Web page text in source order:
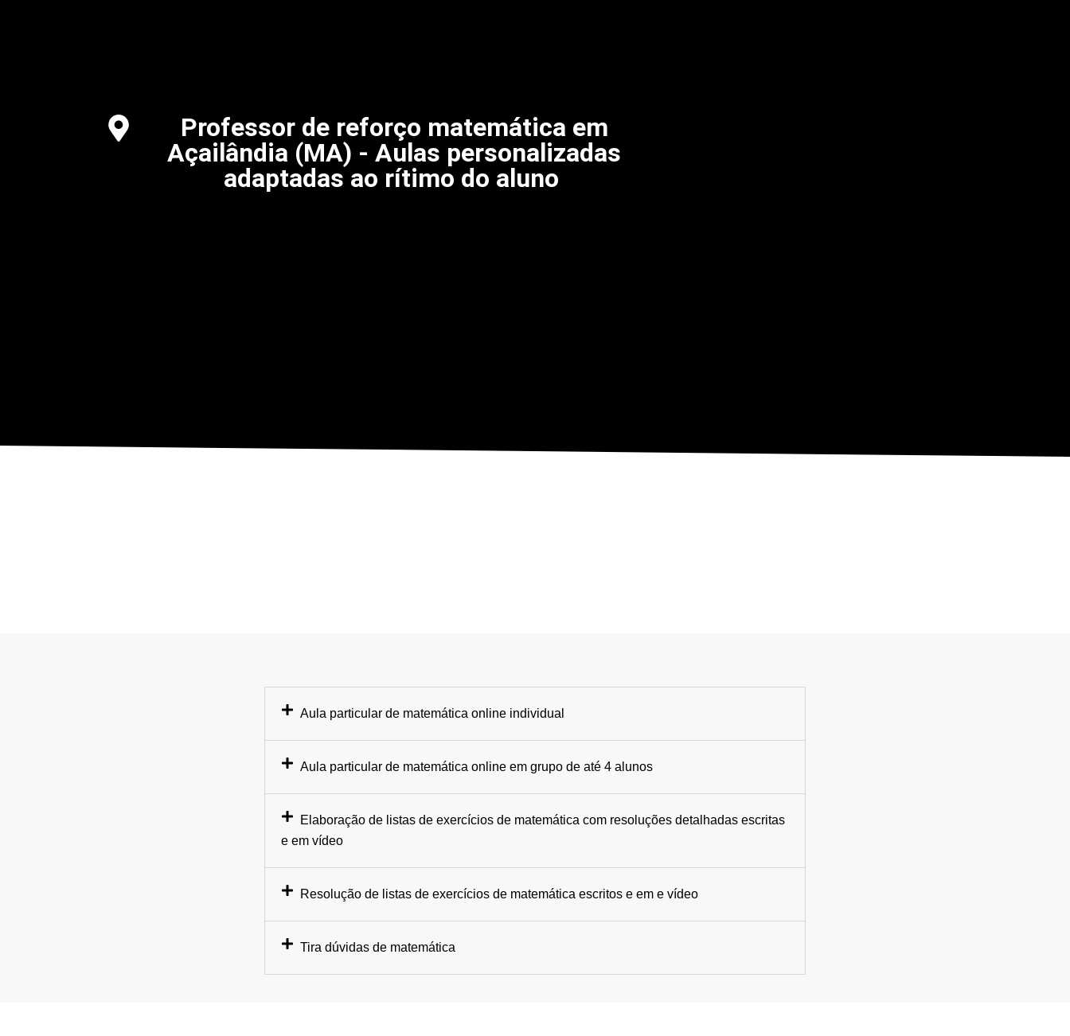
Professor de reforço matemática em
Açailândia (MA) - Aulas personalizadas
adaptadas ao rítimo do aluno
Aula particular de matemática online individual
Aula particular de matemática online em grupo de até 4 alunos
Elaboração de listas de exercícios de matemática com resoluções detalhadas escritas
e em vídeo
Resolução de listas de exercícios de matemática escritos e em e vídeo
Tira dúvidas de matemática